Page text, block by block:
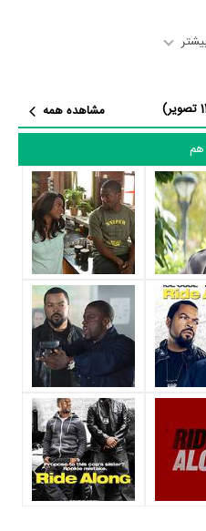
در سواری با هم بازیگرانی چون
نقش و بازیگری پرداخته‌اند. در فیلم
جلوی دوربین رفته‌اند که از نظر تعداد بازیگران
کرد. از این‌لحاظ کارگردانی فیلم
بازیگر و مدیریت آنها کار بسیار
تیم استری به‌عنوان کارگردان و به‌عنوان
با هم توانسته‌اند در این زمینه موفق
بهدراگوس بوکار،Gary Owen،
Jacob Latimore، وGreg
میزان سنی که از آنها در
ثبت شده، 43 سال است که
از میانسالان هستند.
مشاهده همه
هم